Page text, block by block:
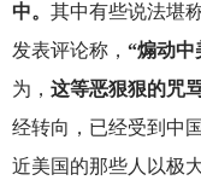
中。 其中有些说法堪
发表评论称， “煽动中
为， 这等恶狠狠的咒
经转向，已经受到中
近美国的那些人以极